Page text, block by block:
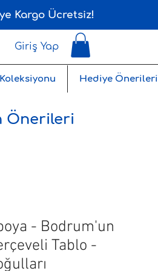
Kargo Ücretsiz!
Giriş Yap
Hediye Önerileri
Önerileri
- Bodrum'un
Tablo -